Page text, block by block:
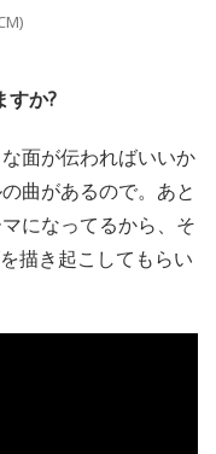
すか?
面が伝わればいいか
曲があるので。あと
になってるから、そ
描き起こしてもらい